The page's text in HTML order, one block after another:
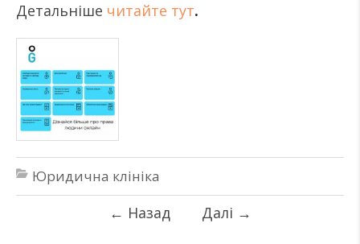
Детальніше читайте тут.
Юридична клініка
← Назад Далі →